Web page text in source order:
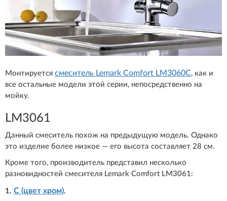
Монтируется смеситель Lemark Comfort LM3060C, как и
все остальные модели этой серии, непосредственно на
мойку.
LM3061
Данный смеситель похож на предыдущую модель. Однако
это изделие более низкое — его высота составляет 28 см.
Кроме того, производитель представил несколько
разновидностей смесителя Lemark Comfort LM3061:
1. С (цвет хром).